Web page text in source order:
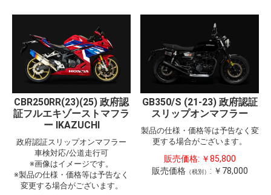
CBR250RR(23)(25) 政府認
証フルエキゾーストマフラ
ー IKAZUCHI
政府認証スリップオンマフラー
車検対応/公道走行可
※画像はイメージです。
※製品の仕様・価格等は予告なく
変更する場合がございます。
GB350/S (21-23) 政府認証
スリップオンマフラー
製品の仕様・価格等は予告なく変
更する場合がございます。
販売価格: ￥85,800
販売価格（税別） : ￥78,000